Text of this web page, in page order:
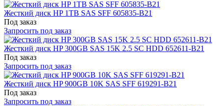
Жесткий диск HP 1TB SAS SFF 605835-B21
Под заказ
Запросить под заказ
Жесткий диск HP 300GB SAS 15K 2.5 SC HDD 652611-B21
Под заказ
Запросить под заказ
Жесткий диск HP 900GB 10K SAS SFF 619291-B21
Под заказ
Запросить под заказ